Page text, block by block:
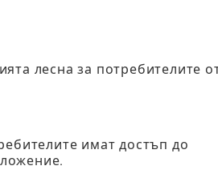
лесна за потребителите
имат достъп до